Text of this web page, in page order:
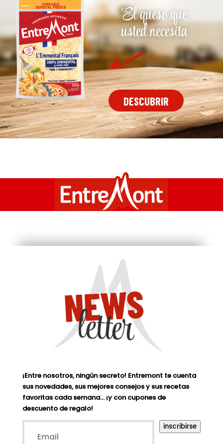
El queso que
usted necesita
DESCUBRIR
¡Entre nosotros, ningún secreto! Entremont te cuenta
sus novedades, sus mejores consejos y sus recetas
favoritas cada semana… ¡y con cupones de
descuento de regalo!
Email*
(Nécessaire)
inscribirse